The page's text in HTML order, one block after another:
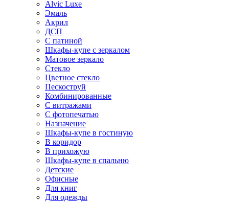
Alvic Luxe
Эмаль
Акрил
ДСП
С патиной
Шкафы-купе с зеркалом
Матовое зеркало
Стекло
Цветное стекло
Пескоструй
Комбинированные
С витражами
С фотопечатью
Назначение
Шкафы-купе в гостиную
В коридор
В прихожую
Шкафы-купе в спальню
Детские
Офисные
Для книг
Для одежды